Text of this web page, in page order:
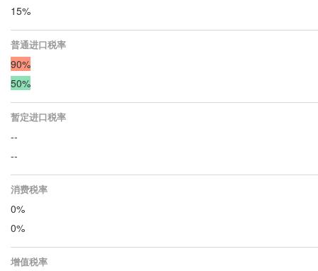
15%
普通进口税率
90%
50%
暂定进口税率
--
--
消费税率
0%
0%
增值税率